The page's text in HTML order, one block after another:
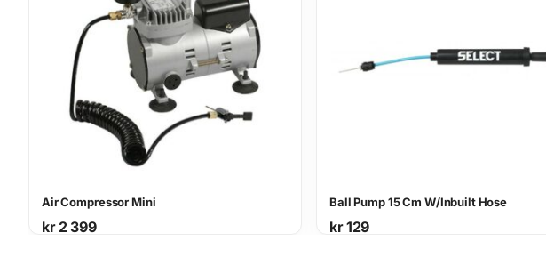
Air Compressor Mini
kr2 399
Ball Pump 15 Cm W/Inbuilt Hose
kr129